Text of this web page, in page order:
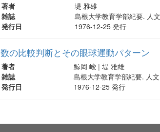
著者
堤 雅雄
雑誌
島根大学教育学部紀要. 人
発行日
1976-12-25 発行
数の比較判断とその眼球運動パターン
著者
鯨岡 峻 | 堤 雅雄
雑誌
島根大学教育学部紀要. 人
発行日
1976-12-25 発行